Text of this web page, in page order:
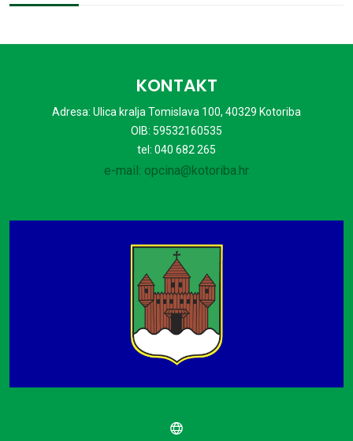
KONTAKT
Adresa: Ulica kralja Tomislava 100, 40329 Kotoriba
OIB: 59532160535
tel: 040 682 265
e-mail: opcina@kotoriba.hr